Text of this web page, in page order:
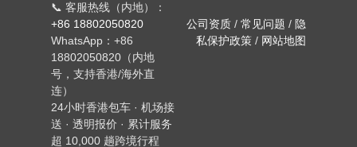
📞 客服热线（内地）：
+86 18802050820
WhatsApp：+86
18802050820（内地
号，支持香港/海外直
连）
24小时香港包车 · 机场接
送 · 透明报价 · 累计服务
超 10,000 趟跨境行程
公司资质 / 常见问题 / 隐
私保护政策 / 网站地图